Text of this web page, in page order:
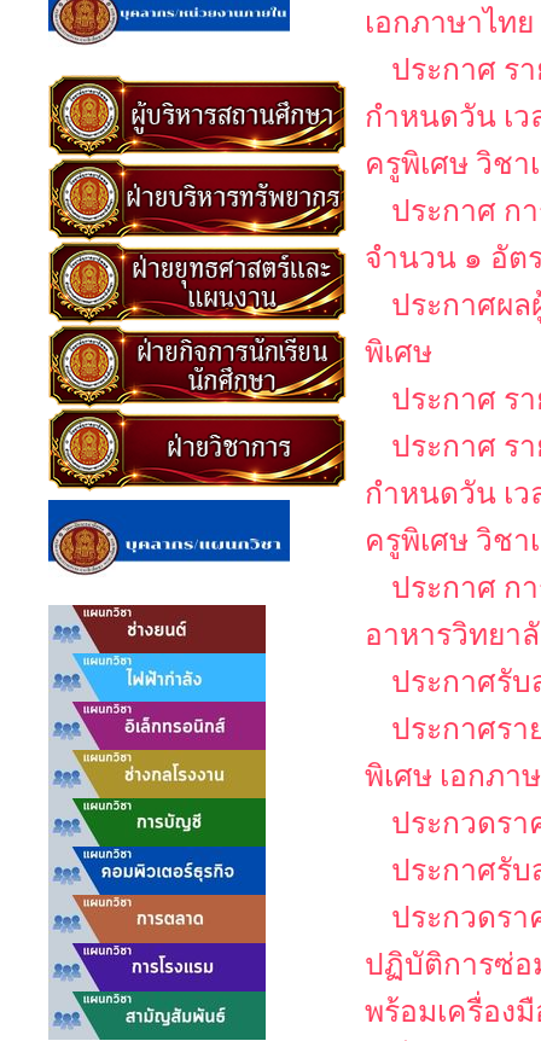
เอกภาษาไทย
ประกาศ ร
กำหนดวัน เ
ครูพิเศษ วิชา
ประกาศ ก
จำนวน ๑ อัต
ประกาศผ
พิเศษ
ประกาศ ร
ประกาศ ร
กำหนดวัน เ
ครูพิเศษ วิชา
ประกาศ ก
อาหารวิทยา
ประกาศรั
ประกาศรา
พิเศษ เอกภา
ประกวดร
ประกาศรั
ประกวดร
ปฏิบัติการซ่อ
พร้อมเครื่อง